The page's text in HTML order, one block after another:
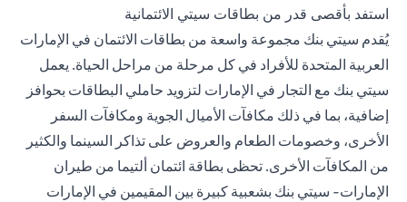
استفد بأقصى قدر من بطاقات سيتي الائتمانية
يُقدم سيتي بنك مجموعة واسعة من بطاقات الائتمان في الإمارات
العربية المتحدة للأفراد في كل مرحلة من مراحل الحياة. يعمل
سيتي بنك مع التجار في الإمارات لتزويد حاملي البطاقات بحوافز
إضافية، بما في ذلك مكافآت الأميال الجوية ومكافآت السفر
الأخرى، وخصومات الطعام والعروض على تذاكر السينما والكثير
من المكافآت الأخرى. تحظى بطاقة ائتمان ألتيما من طيران
الإمارات- سيتي بنك بشعبية كبيرة بين المقيمين في الإمارات